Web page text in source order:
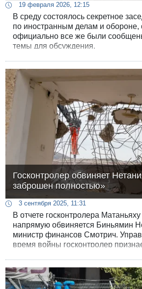
19 февраля 2026, 12:15
В среду состоялось секретное
по иностранным делам и обороне,
официально все же были
темы для обсуждения.
Госконтролер обвиняет
заброшен полностью»
3 сентября 2025, 11:31
В отчете госконтролера
напрямую обвиняется Биньямин
министр финансов Смотрич.
время войны госконтролер